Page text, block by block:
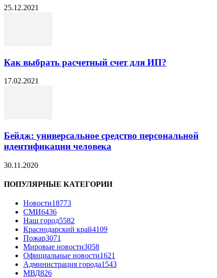
25.12.2021
Как выбрать расчетный счет для ИП?
17.02.2021
Бейдж: универсальное средство персональной
идентификации человека
30.11.2020
ПОПУЛЯРНЫЕ КАТЕГОРИИ
Новости18773
СМИ6436
Наш город5582
Краснодарский край4109
Пожар3071
Мировые новости3058
Официальные новости1621
Администрация города1543
МВД826